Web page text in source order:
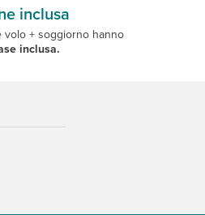
inclusa
+ soggiorno hanno
inclusa.